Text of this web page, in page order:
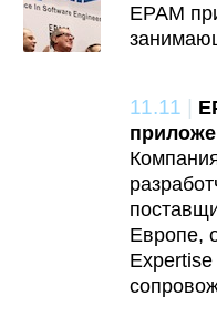
EPAM
11.11 |
Европе,
Expertise